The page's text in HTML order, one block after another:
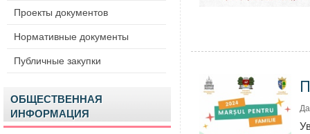
Проекты документов
Нормативные документы
Публичные закупки
ОБЩЕСТВЕННАЯ
ИНФОРМАЦИЯ